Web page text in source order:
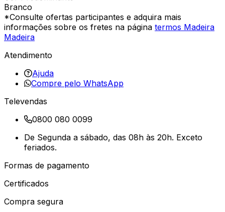
Branco
*Consulte ofertas participantes e adquira mais
informações sobre os fretes na página termos Madeira
Madeira
Atendimento
Ajuda
Compre pelo WhatsApp
Televendas
0800 080 0099
De Segunda a sábado, das 08h às 20h. Exceto
feriados.
Formas de pagamento
Certificados
Compra segura